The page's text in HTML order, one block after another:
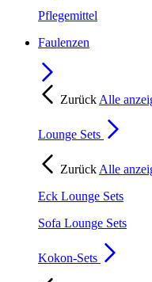
Pflegemittel
Faulenzen
Zurück Alle
Lounge Sets
Zurück Alle
Eck Lounge Sets
Sofa Lounge Sets
Kokon-Sets